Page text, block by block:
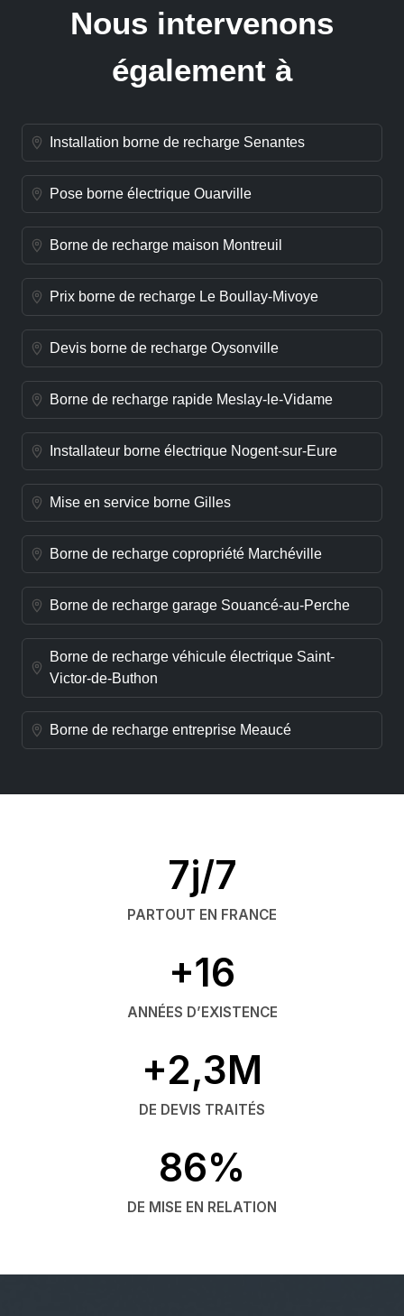
Nous intervenons
également à
Installation borne de recharge Senantes
Pose borne électrique Ouarville
Borne de recharge maison Montreuil
Prix borne de recharge Le Boullay-Mivoye
Devis borne de recharge Oysonville
Borne de recharge rapide Meslay-le-Vidame
Installateur borne électrique Nogent-sur-Eure
Mise en service borne Gilles
Borne de recharge copropriété Marchéville
Borne de recharge garage Souancé-au-Perche
Borne de recharge véhicule électrique Saint-
Victor-de-Buthon
Borne de recharge entreprise Meaucé
7j/7
PARTOUT EN FRANCE
+16
ANNÉES D’EXISTENCE
+2,3M
DE DEVIS TRAITÉS
86%
DE MISE EN RELATION